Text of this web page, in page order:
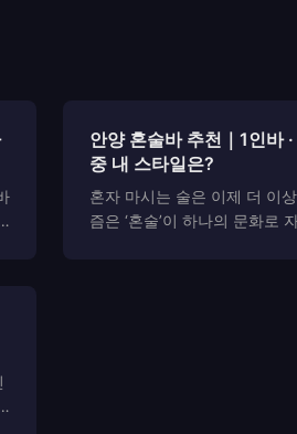
안양 혼술바 추천｜1인바
중 내 스타일은?
혼자 마시는 술은 이제 더 이
즘은 ‘혼술’이 하나의 문화로